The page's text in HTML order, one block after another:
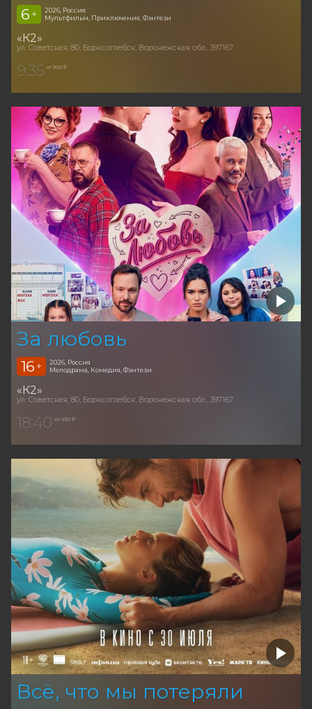
6 +
2026, Россия
Мультфильм, Приключения, Фэнтези
«К2»
ул. Советская, 80, Борисоглебск, Воронежская обл., 397167
9:35 от 300 ₽
За любовь
16 +
2026, Россия
Мелодрама, Комедия, Фэнтези
«К2»
ул. Советская, 80, Борисоглебск, Воронежская обл., 397167
18:40 от 450 ₽
Всё, что мы потеряли